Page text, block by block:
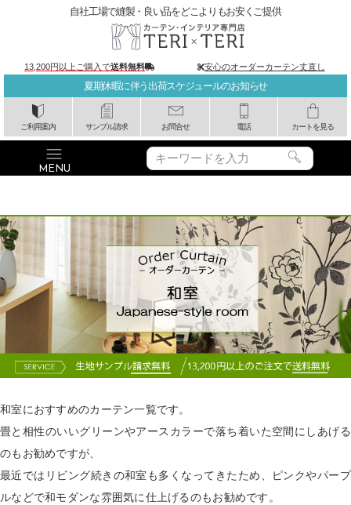
夏期休暇に伴う出荷スケジュールのお知らせ
ご利用案内 サンプル請求 お問合せ 電話 カートを見る
自社工場で縫製・良い品をどこよりもお安くご提供
13,200円以上ご購入で送料無料 安心のオーダーカーテン丈直し
和室におすすめのカーテン一覧です。
畳と相性のいいグリーンやアースカラーで落ち着いた空間にしあげる
のもお勧めですが、
最近ではリビング続きの和室も多くなってきたため、ピンクやパープ
ルなどで和モダンな雰囲気に仕上げるのもお勧めです。